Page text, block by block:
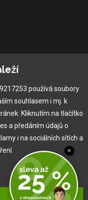
používá soubory
souhlasem i mj. k
Kliknutím na tlačítko
a předáním údajů o
i na sociálních sítích a
kategorií cookies:
×